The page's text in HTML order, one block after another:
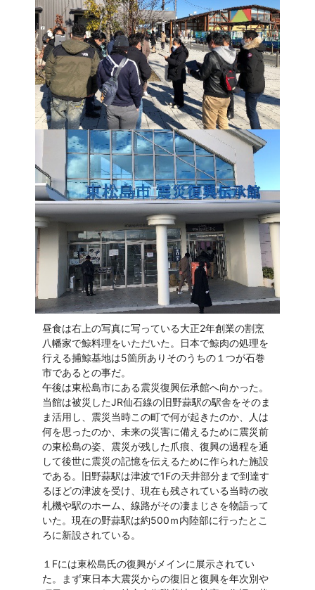
昼食は右上の写真に写っている大正2年創業の割烹
八幡家で鯨料理をいただいた。日本で鯨肉の処理を
行える捕鯨基地は5箇所ありそのうちの１つが石巻
市であるとの事だ。
午後は東松島市にある震災復興伝承館へ向かった。
当館は被災したJR仙石線の旧野蒜駅の駅舎をそのま
ま活用し、震災当時この町で何が起きたのか、人は
何を思ったのか、未来の災害に備えるために震災前
の東松島の姿、震災が残した爪痕、復興の過程を通
して後世に震災の記憶を伝えるために作られた施設
である。旧野蒜駅は津波で1Fの天井部分まで到達す
るほどの津波を受け、現在も残されている当時の改
札機や駅のホーム、線路がその凄まじさを物語って
いた。現在の野蒜駅は約500ｍ内陸部に行ったとこ
ろに新設されている。
１Fには東松島氏の復興がメインに展示されてい
た。まず東日本大震災からの復旧と復興を年次別や